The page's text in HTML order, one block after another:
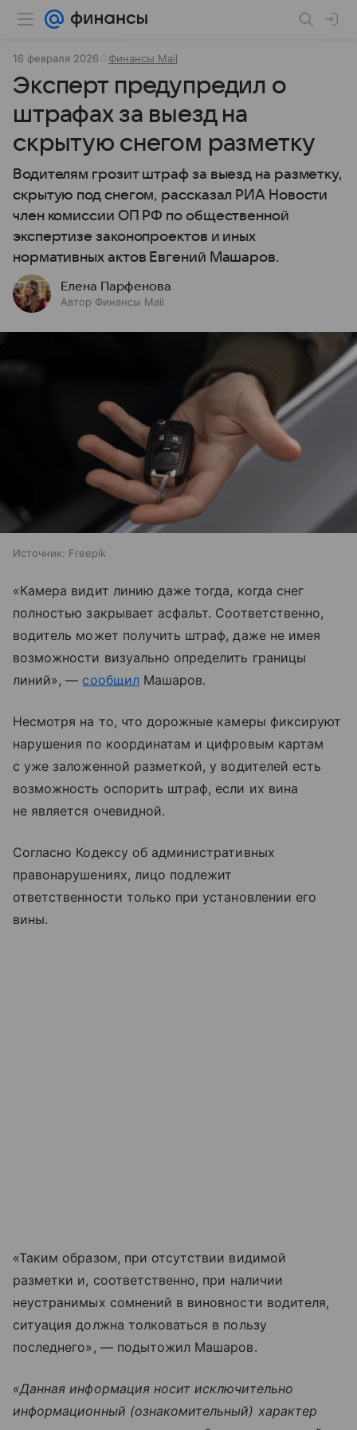
16 февраля 2026 Финансы Mail
Эксперт предупредил о
штрафах за выезд на
скрытую снегом разметку
Водителям грозит штраф за выезд на разметку,
скрытую под снегом, рассказал РИА Новости
член комиссии ОП РФ по общественной
экспертизе законопроектов и иных
нормативных актов Евгений Машаров.
Елена Парфенова
Автор Финансы Mail
Источник: Freepik
«Камера видит линию даже тогда, когда снег
полностью закрывает асфальт. Соответственно,
водитель может получить штраф, даже не имея
возможности визуально определить границы
линий», — сообщилМашаров.
Несмотря на то, что дорожные камеры фиксируют
нарушения по координатам и цифровым картам
с уже заложенной разметкой, у водителей есть
возможность оспорить штраф, если их вина
не является очевидной.
Согласно Кодексу об административных
правонарушениях, лицо подлежит
ответственности только при установлении его
вины.
«Таким образом, при отсутствии видимой
разметки и, соответственно, при наличии
неустранимых сомнений в виновности водителя,
ситуация должна толковаться в пользу
последнего», — подытожил Машаров.
«Данная информация носит исключительно
информационный (ознакомительный) характер